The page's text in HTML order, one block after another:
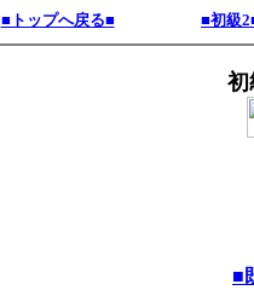
■トップへ戻る■ ■初級
初
■